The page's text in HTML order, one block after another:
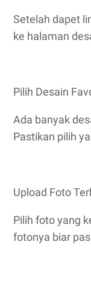
Setelah dapet
ke halaman
Pilih Desain
Ada banyak
Pastikan pilih
Upload Foto
Pilih foto yang
fotonya biar